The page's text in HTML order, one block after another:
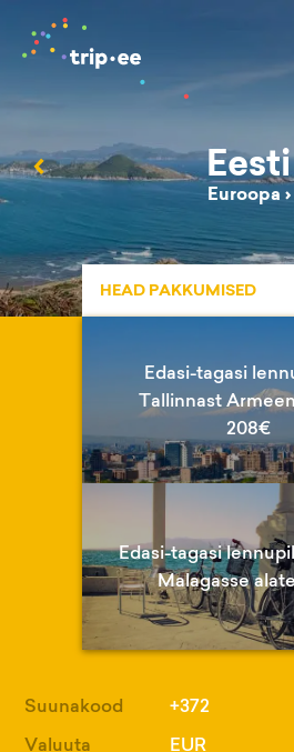
‹ Eesti
Euroopa ›
HEAD PAKKUMISED
Edasi-tagasi
Tallinnast
208€
Edasi-tagasi
Malagasse
Suunakood
+372
Valuuta
EUR